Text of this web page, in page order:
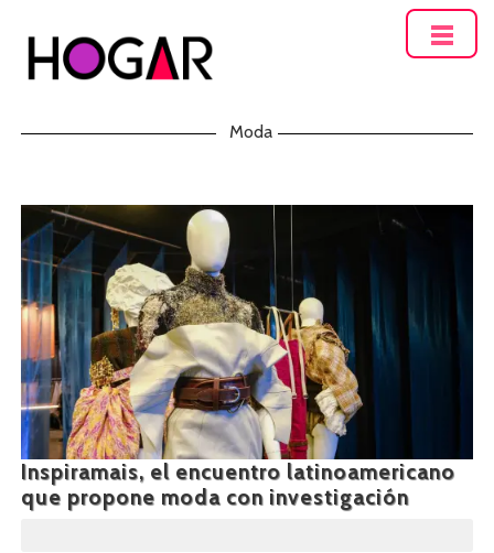
Moda
Inspiramais, el encuentro latinoamericano
que propone moda con investigación